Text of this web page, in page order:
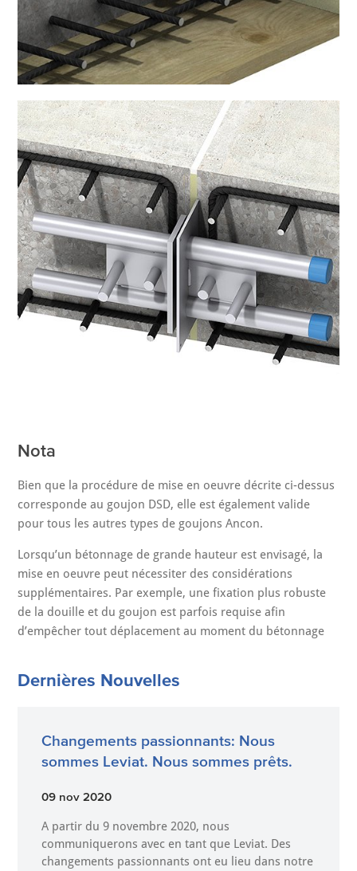
Nota
Bien que la procédure de mise en oeuvre décrite ci-dessus
corresponde au goujon DSD, elle est également valide
pour tous les autres types de goujons Ancon.
Lorsqu’un bétonnage de grande hauteur est envisagé, la
mise en oeuvre peut nécessiter des considérations
supplémentaires. Par exemple, une fixation plus robuste
de la douille et du goujon est parfois requise afin
d’empêcher tout déplacement au moment du bétonnage
Dernières Nouvelles
Changements passionnants: Nous
sommes Leviat. Nous sommes prêts.
09 nov 2020
A partir du 9 novembre 2020, nous
communiquerons avec en tant que Leviat. Des
changements passionnants ont eu lieu dans notre